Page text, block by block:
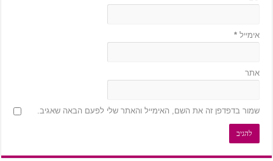
אימייל*
אתר
שמור בדפדפן זה את השם, האימייל והאתר שלי לפעם הבאה שאגיב.